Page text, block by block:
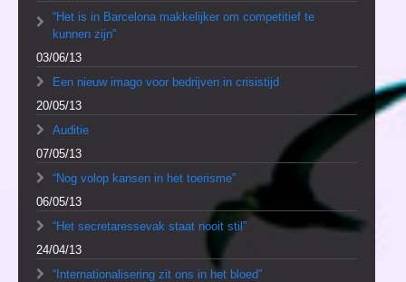
“Het is in Barcelona makkelijker om competitief te
kunnen zijn”
03/06/13
Een nieuw imago voor bedrijven in crisistijd
20/05/13
Auditie
07/05/13
“Nog volop kansen in het toerisme”
06/05/13
“Het secretaressevak staat nooit stil”
24/04/13
“Internationalisering zit ons in het bloed”